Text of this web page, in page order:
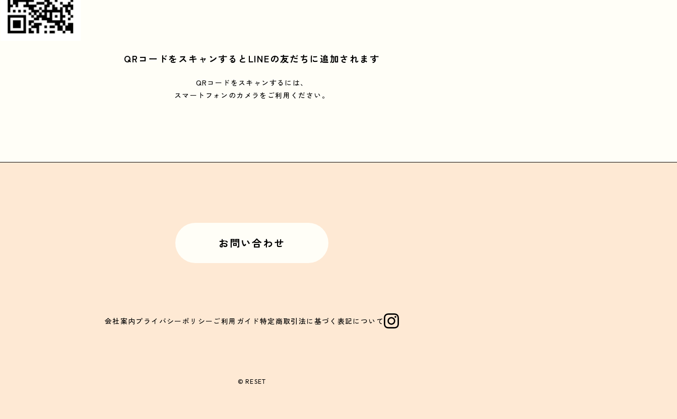
QRコードをスキャンするとLINEの友だちに追加されます
QRコードをスキャンするには、
スマートフォンのカメラをご利用ください。
お問い合わせ
会社案内 プライバシーポリシー ご利用ガイド特定商取引法に基づく表記について
© RESET